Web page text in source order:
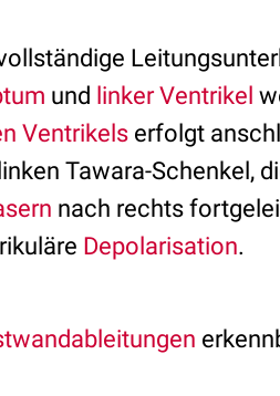
und linker Ventrikel
Ventrikels erfolgt
Tawara-Schenkel,
nach rechts
Depolarisation.